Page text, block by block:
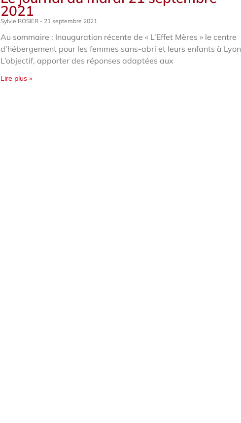
2021
Sylvie ROSIER 21 septembre 2021
Au sommaire : Inauguration récente de « L’Effet Mères » le centre
d’hébergement pour les femmes sans-abri et leurs enfants à Lyon
L’objectif, apporter des réponses adaptées aux
Lire plus »